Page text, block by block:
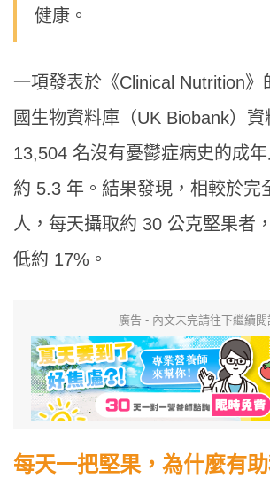
健康。
一項發表於《Clinical Nutrition》
國生物資料庫（UK Biobank）資
13,504 名沒有憂鬱症病史的成
約 5.3 年。結果發現，相較於完
人，每天攝取約 30 公克堅果者
低約 17%。
廣告 - 內文未完請往下繼續閱
每天一把堅果，為什麼有